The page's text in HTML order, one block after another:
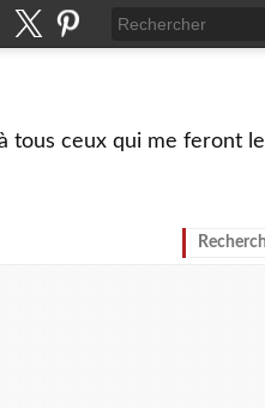
tous ceux qui me feront le